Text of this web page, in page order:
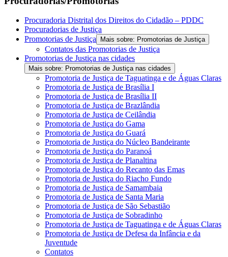
Procuradoria Distrital dos Direitos do Cidadão – PDDC
Procuradorias de Justiça
Promotorias de Justiça
Mais sobre: Promotorias de Justiça
Contatos das Promotorias de Justiça
Promotorias de Justiça nas cidades
Mais sobre: Promotorias de Justiça nas cidades
Promotoria de Justiça de Taguatinga e de Águas Claras
Promotoria de Justiça de Brasília I
Promotoria de Justiça de Brasília II
Promotoria de Justiça de Brazlândia
Promotoria de Justiça de Ceilândia
Promotoria de Justiça do Gama
Promotoria de Justiça do Guará
Promotoria de Justiça do Núcleo Bandeirante
Promotoria de Justiça do Paranoá
Promotoria de Justiça de Planaltina
Promotoria de Justiça do Recanto das Emas
Promotoria de Justiça do Riacho Fundo
Promotoria de Justiça de Samambaia
Promotoria de Justiça de Santa Maria
Promotoria de Justiça de São Sebastião
Promotoria de Justiça de Sobradinho
Promotoria de Justiça de Taguatinga e de Águas Claras
Promotoria de Justiça de Defesa da Infância e da
Juventude
Contatos